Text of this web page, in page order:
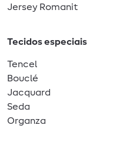
Jersey Romanit
Tecidos especiais
Tencel
Bouclé
Jacquard
Seda
Organza